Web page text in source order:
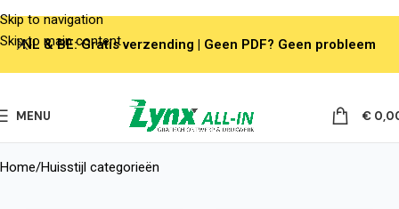
Skip to navigation
Skip to main content
MENU €
Home Huisstijl categorieën
NL & BE: Gratis verzending | Geen PDF? Geen probleem